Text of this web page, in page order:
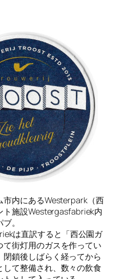
市内にあるWesterpark（西
ト施設Westergasfabriek内
。
は直訳すると「西公園ガ
て街灯用のガスを作ってい
閉鎖後しばらく経ってから
して整備され、数々の飲食